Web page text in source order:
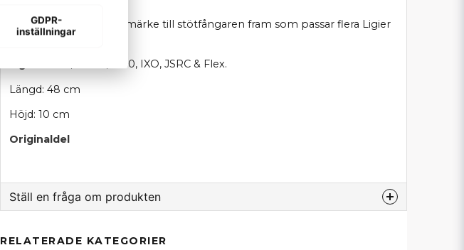
Svart emblem / klistermärke till stötfångaren fram som passar flera Ligier
mopedbilsmodeller:
: JS60, JS50L, JS50, IXO, JSRC & Flex.
Längd: 48 cm
Höjd: 10 cm
Originaldel
Ställ en fråga om produkten
Fråga oss om denna produkt...
RELATERADE KATEGORIER
GDPR-
inställningar